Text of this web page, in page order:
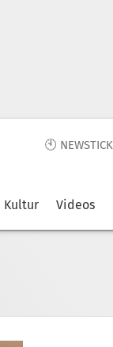
🕙
Kultur Videos